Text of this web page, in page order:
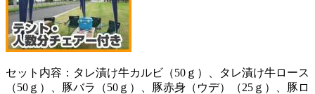
セット内容：タレ漬け牛カルビ（50ｇ）、タレ漬け牛ロース
（50ｇ）、豚バラ（50ｇ）、豚赤身（ウデ）（25ｇ）、豚ロ